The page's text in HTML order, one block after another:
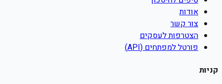
אודות
צור קשר
הצטרפות לעסקים
פורטל למפתחים (API)
קניות